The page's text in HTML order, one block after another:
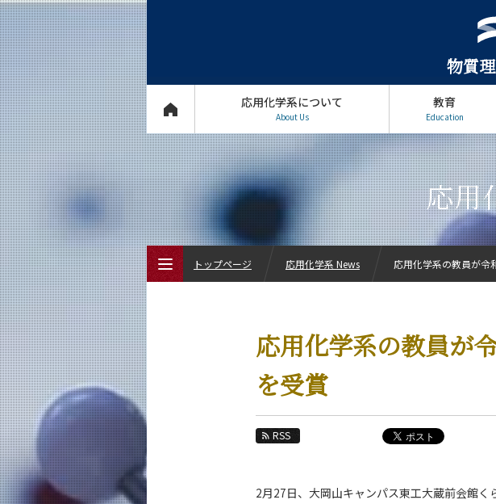
物質
応用化学系について
About Us
教育
Education
応用
応用化学系の教員が
を受賞
RSS
2月27日、大岡山キャンパス東工大蔵前会館
トップページ 応用化学系 News 応用化学系の教員が令
応用化学系について